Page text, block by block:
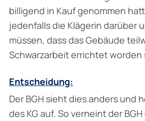
billigend in Kauf genommen
jedenfalls die Klägerin darüber
müssen, dass das Gebäude
Schwarzarbeit errichtet worden
Entscheidung:
Der BGH sieht dies anders und
des KG auf. So verneint der